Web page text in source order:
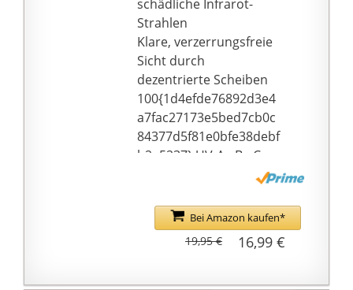
schädliche Infrarot-
Strahlen
Klare, verzerrungsfreie
Sicht durch
dezentrierte Scheiben
100{1d4efde76892d3e4
a7fac27173e5bed7cb0c
84377d5f81e0bfe38debf
b2a5237} UV-A, -B, -C-
Kinder
Bei Amazon kaufen*
16,99 €
19,95 €